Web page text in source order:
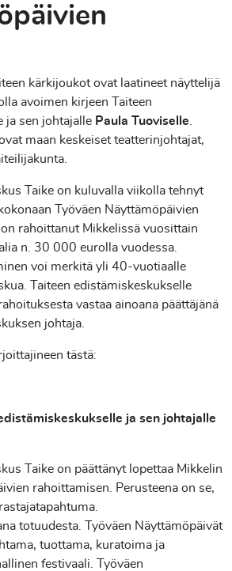
kärkijoukot ovat laatineet näyttelijä
avoimen kirjeen Taiteen
ja sen johtajalle Paula Tuoviselle
maan keskeiset teatterinjohtajat,
Taike on kuluvalla viikolla tehnyt
Työväen Näyttämöpäivien
rahoittanut Mikkelissä vuosittain
n. 30 000 eurolla vuodessa.
voi merkitä yli 40-vuotiaalle
Taiteen edistämiskeskukselle
vastaa ainoana päättäjänä
johtaja.
tästä:
ja sen johtajalle
Taike on päättänyt lopettaa Mikkelin
rahoittamisen. Perusteena on se,
totuudesta. Työväen Näyttämöpäivät
tuottama, kuratoima ja
festivaali. Työväen